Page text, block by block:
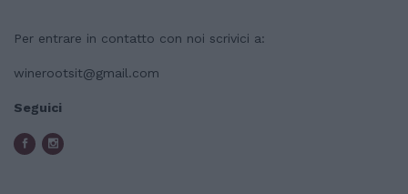
Per entrare in contatto con noi scrivici a:
winerootsit@gmail.com
Seguici